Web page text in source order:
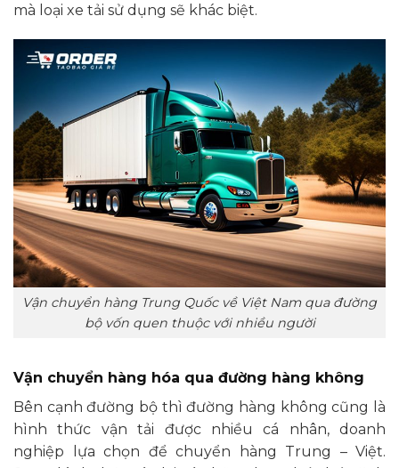
mà loại xe tải sử dụng sẽ khác biệt.
Vận chuyển hàng Trung Quốc về Việt Nam qua đường
bộ vốn quen thuộc với nhiều người
Vận chuyển hàng hóa qua đường hàng không
Bên cạnh đường bộ thì đường hàng không cũng là
hình thức vận tải được nhiều cá nhân, doanh
nghiệp lựa chọn để chuyển hàng Trung – Việt.